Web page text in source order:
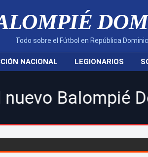
Todo sobre el Fútbol en República
NACIONAL LEGIONARIOS